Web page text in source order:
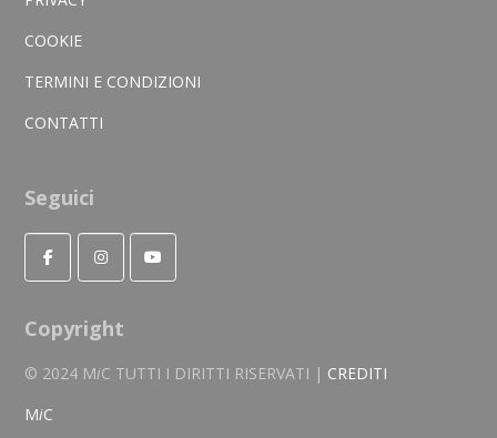
COOKIE
TERMINI E CONDIZIONI
CONTATTI
Seguici
Copyright
© 2024 MiC TUTTI I DIRITTI RISERVATI | CREDITI
MiC